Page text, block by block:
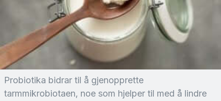
Probiotika bidrar til å gjenopprette
tarmmikrobiotaen, noe som hjelper til med å lindre